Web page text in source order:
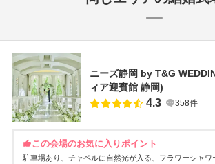
ニーズ静岡 by T&G
ィア迎賓館 静岡)
4.3 358件
この会場のお気に入りポイント
駐車場あり チャペルに自然光が入る フラワーシャワ